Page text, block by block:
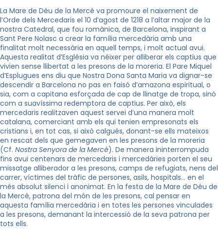
La Mare de Déu de la Mercè va promoure el naixement de
l’Orde dels Mercedaris el 10 d’agost de 1218 a l’altar major de la
nostra Catedral, que fou romànica, de Barcelona, inspirant a
Sant Pere Nolasc a crear la família mercedària amb una
finalitat molt necessària en aquell temps, i molt actual avui.
Aquesta realitat d’Església va néixer per alliberar els captius que
vivien sense llibertat a les presons de la moreria. El Pare Miquel
d’Esplugues ens diu que Nostra Dona Santa Maria va dignar-se
descendir a Barcelona no pas en faisó d’amazona espiritual, o
sia, com a capitana esforçada de cap de llinatge de tropa, sinó
com a suavíssima redemptora de captius. Per això, els
mercedaris realitzaven aquest servei d’una manera molt
catalana, comerciant amb els qui tenien empresonats els
cristians i, en tot cas, si això calgués, donant-se ells mateixos
en rescat dels que gemegaven en les presons de la moreria
(Cf. Nostra Senyora de la Mercè). De manera ininterrompuda
fins avui centenars de mercedaris i mercedàries porten el seu
missatge alliberador a les presons, camps de refugiats, nens del
carrer, víctimes del tràfic de persones, asils, hospitals… en el
més absolut silenci i anonimat. En la festa de la Mare de Déu de
la Mercè, patrona del món de les presons, cal pensar en
aquesta família mercedària i en totes les persones vinculades
a les presons, demanant la intercessió de la seva patrona per
tots ells.